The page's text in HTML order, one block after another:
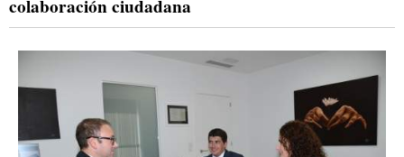
colaboración ciudadana